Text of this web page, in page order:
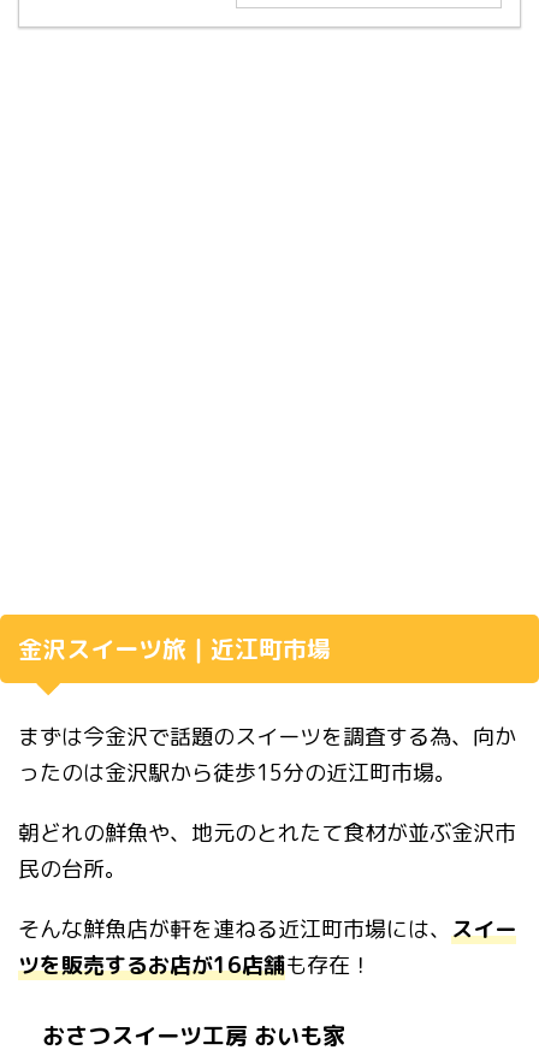
金沢スイーツ旅｜近江町市場
まずは今金沢で話題のスイーツを調査する為、向か
ったのは金沢駅から徒歩15分の近江町市場。
朝どれの鮮魚や、地元のとれたて食材が並ぶ金沢市
民の台所。
そんな鮮魚店が軒を連ねる近江町市場には、 スイー
ツを販売するお店が16店舗も存在！
おさつスイーツ工房 おいも家